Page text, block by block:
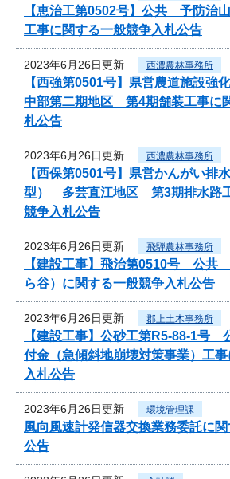
【恵治工第0502号】公共 予防治
工事に関する一般競争入札公告
2023年6月26日更新 西濃農林事務所
【西強第0501号】県営農道施設
中部第二期地区 第4期舗装工事に
札公告
2023年6月26日更新 西濃農林事務所
【西保第0501号】県営かんがい排
型） 多芸直江地区 第3期排水路
競争入札公告
2023年6月26日更新 飛騨農林事務所
【建設工事】飛治第0510号 公共
ら谷）に関する一般競争入札公告
2023年6月26日更新 郡上土木事務所
【建設工事】公砂工第R5-88-1号
付金（急傾斜地崩壊対策事業）工
入札公告
2023年6月26日更新 環境管理課
風向風速計発信器交換業務委託に
公告